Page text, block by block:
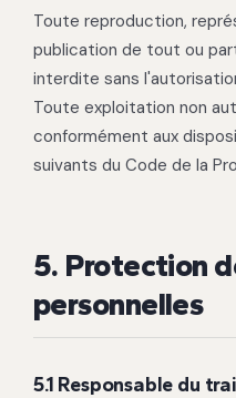
Toute reproduction,
publication de tout ou
interdite sans
Toute exploitation non
conformément aux
suivants du Code de la
5. Protection
personnelles
5.1 Responsable du